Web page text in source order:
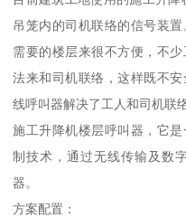
吊笼内的司机联络的信号装
需要的楼层来很不方便，不
法来和司机联络，这样既不
线呼叫器解决了工人和司机联
施工升降机楼层呼叫器，它
制技术，通过无线传输及数
器。
方案配置：